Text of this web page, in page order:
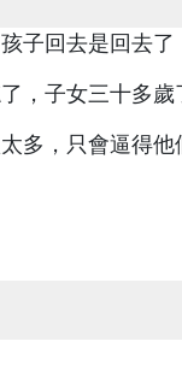
子回去是回去了
，子女三十多歲
多，只會逼得他